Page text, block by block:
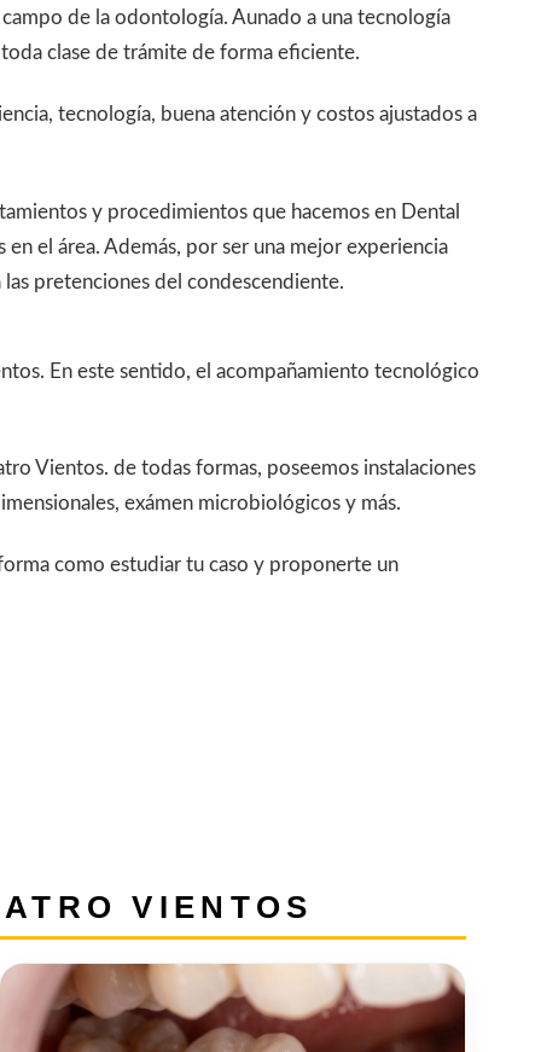
de la odontología. Aunado a una tecnología
clase de trámite de forma eficiente.
tecnología, buena atención y costos ajustados a
y procedimientos que hacemos en Dental
el área. Además, por ser una mejor experiencia
pretenciones del condescendiente.
En este sentido, el acompañamiento tecnológico
Vientos. de todas formas, poseemos instalaciones
exámen microbiológicos y más.
como estudiar tu caso y proponerte un
VIENTOS